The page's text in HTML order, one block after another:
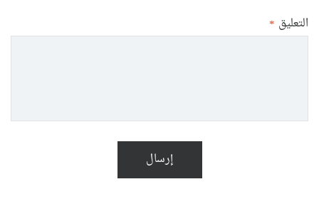
التعليق *
إرسال